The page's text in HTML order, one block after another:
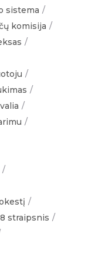
sistema
komisija
straipsnis